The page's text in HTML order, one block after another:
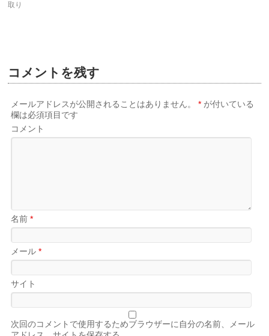
取り
コメントを残す
メールアドレスが公開されることはありません。 * が付いている
欄は必須項目です
コメント
名前*
メール*
サイト
次回のコメントで使用するためブラウザーに自分の名前、メール